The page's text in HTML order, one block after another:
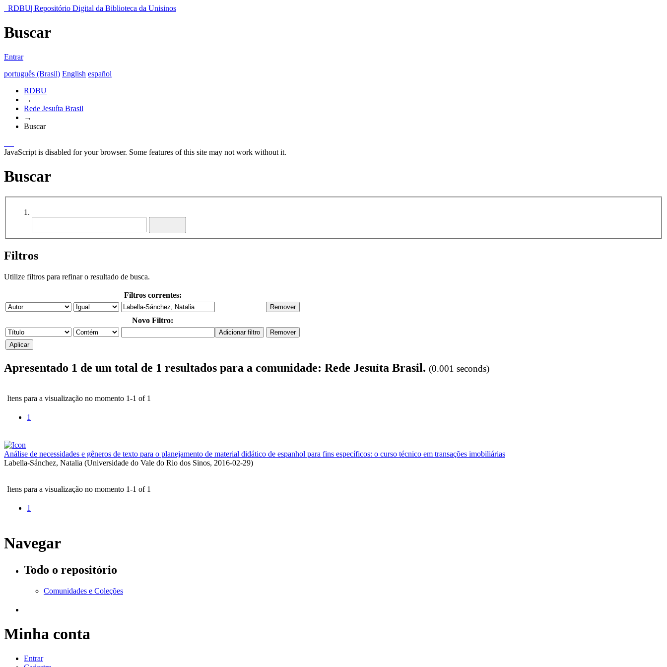
RDBU| Repositório Digital da Biblioteca da Unisinos
Buscar
Entrar
português (Brasil) English español
RDBU
→
Rede Jesuíta Brasil
→
Buscar
JavaScript is disabled for your browser. Some features of this site may not work without it.
Buscar
Filtros
Utilize filtros para refinar o resultado de busca.
Filtros correntes:
Novo Filtro:
Apresentado 1 de um total de 1 resultados para a comunidade: Rede Jesuíta Brasil. (0.001 seconds)
Itens para a visualização no momento 1-1 of 1
1
Análise de necessidades e gêneros de texto para o planejamento de material didático de espanhol para fins específicos: o curso técnico em transações imobiliárias
Labella-Sánchez, Natalia (Universidade do Vale do Rio dos Sinos, 2016-02-29)
Itens para a visualização no momento 1-1 of 1
1
Navegar
Todo o repositório
Comunidades e Coleções
Minha conta
Entrar